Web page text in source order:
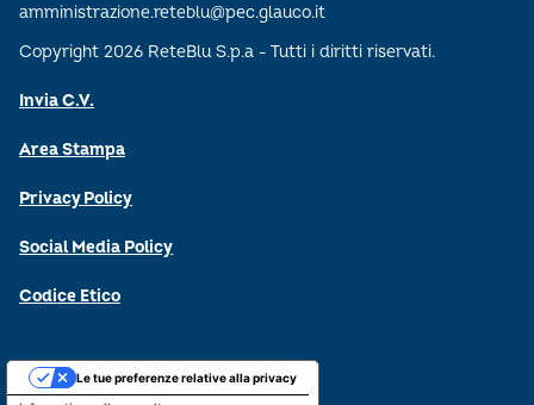
amministrazione.reteblu@pec.glauco.it
Copyright 2026 ReteBlu S.p.a - Tutti i diritti riservati.
Invia C.V.
Area Stampa
Privacy Policy
Social Media Policy
Codice Etico
Le tue preferenze relative alla privacy